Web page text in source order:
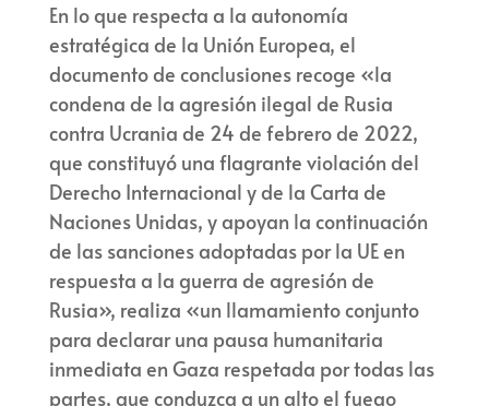
En lo que respecta a la autonomía
estratégica de la Unión Europea, el
documento de conclusiones recoge «la
condena de la agresión ilegal de Rusia
contra Ucrania de 24 de febrero de 2022,
que constituyó una flagrante violación del
Derecho Internacional y de la Carta de
Naciones Unidas, y apoyan la continuación
de las sanciones adoptadas por la UE en
respuesta a la guerra de agresión de
Rusia», realiza «un llamamiento conjunto
para declarar una pausa humanitaria
inmediata en Gaza respetada por todas las
partes, que conduzca a un alto el fuego